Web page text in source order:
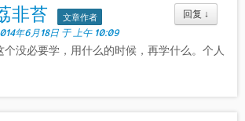
回复 ↓
非苔
文章作者
年6月18日 于 上午 10:09
个没必要学，用什么的时候，再学什么。个人